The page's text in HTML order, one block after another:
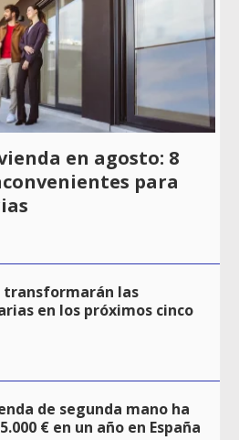
en agosto: 8
para
transformarán las
en los próximos cinco
de segunda mano ha
€ en un año en España